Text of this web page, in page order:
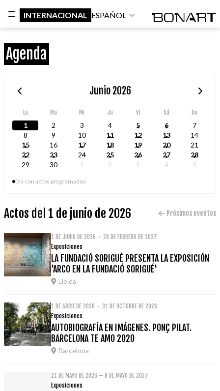
INTERNACIONAL ESPAÑOL
Agenda
Junio 2026
Lu Ma Mi Ju Vi Sá Do
1 2 3 4 5 6
7
8
9 10 11 12 13
14
15
16 17 18 19 20
21
22
23 24 25 26 27
28
29
30 1 2 3 4 5
Día con actos programados
Actos del 1 de junio de 2026 Próximos eventos
1 DE JUNIO DE 2026 – 28 DE FEBRERO DE 2027
Exposiciones
LA FUNDACIÓ SORIGUÉ PRESENTA LA EXPOSICIÓN
'ARCO EN LA FUNDACIÓ SORIGUÉ'
Lleida
1 DE ABRIL DE 2026 – 31 DE OCTUBRE DE 2026
Exposiciones
AUTOBIOGRAFÍA EN IMÁGENES. PONÇ PILAT.
BARCELONA TE AMO 2020
Barcelona
21 DE MAYO DE 2026 – 9 DE MAYO DE 2027
Exposiciones